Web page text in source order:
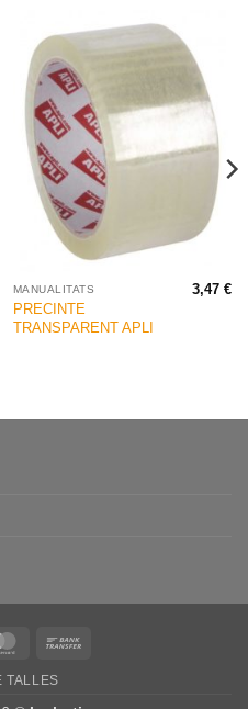
MANUALITATS
PRECINTE
TRANSPARENT APLI
3,47€
MasterCard
TALLES